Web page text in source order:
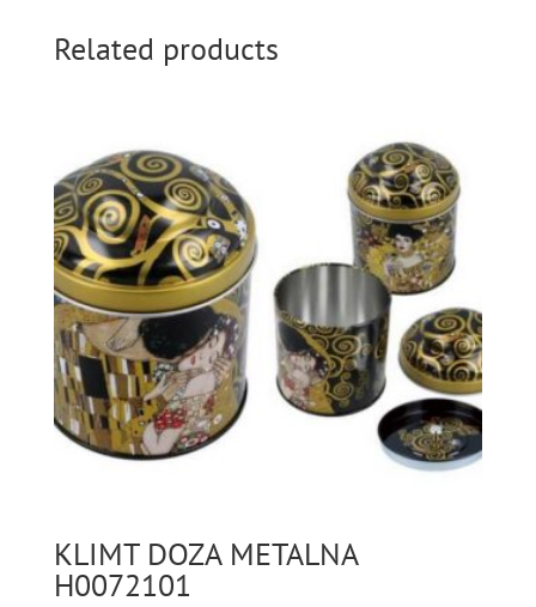
Related products
KLIMT DOZA METALNA
H0072101